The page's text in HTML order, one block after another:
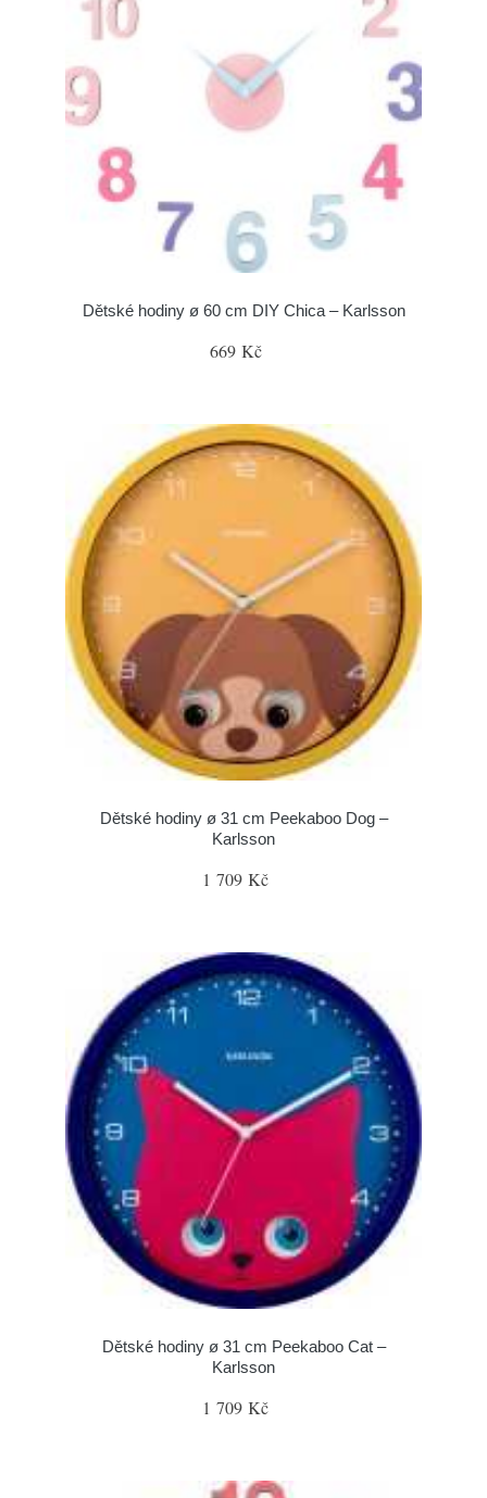
Dětské hodiny ø 60 cm DIY Chica – Karlsson
669 Kč
Dětské hodiny ø 31 cm Peekaboo Dog –
Karlsson
1 709 Kč
Dětské hodiny ø 31 cm Peekaboo Cat –
Karlsson
1 709 Kč